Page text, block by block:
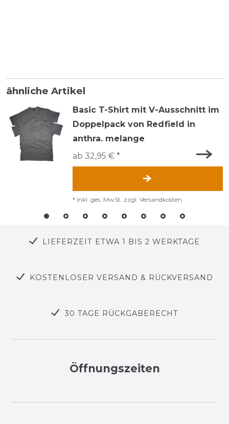
ähnliche Artikel
Basic T-Shirt mit V-Ausschnitt im
Doppelpack von Redfield in
anthra. melange
ab 32,95 € *
* inkl. ges. MwSt. zzgl. Versandkosten
LIEFERZEIT ETWA 1 BIS 2 WERKTAGE
KOSTENLOSER VERSAND & RÜCKVERSAND
30 TAGE RÜCKGABERECHT
Öffnungszeiten